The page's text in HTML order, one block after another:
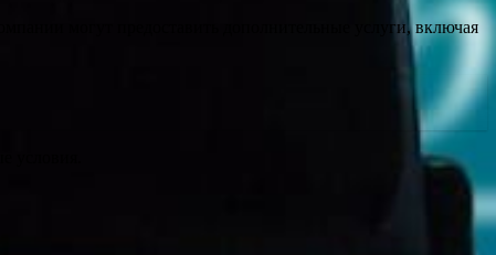
могут предоставить дополнительные услуги, включая